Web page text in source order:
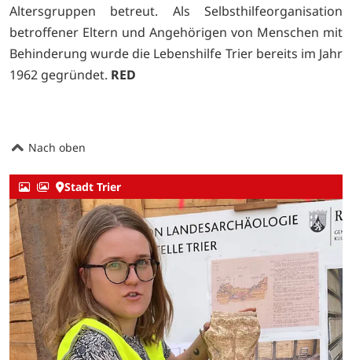
Altersgruppen betreut. Als Selbsthilfeorganisation
betroffener Eltern und Angehörigen von Menschen mit
Behinderung wurde die Lebenshilfe Trier bereits im Jahr
1962 gegründet. RED
Nach oben
Stadt Trier